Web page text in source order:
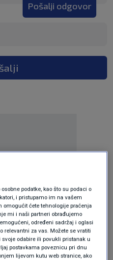
Pošalji odgovor
podatke, kao što su podaci o
i pristupamo im na vašem
omogućit ćete tehnologije praćenja
mi i naši partneri obrađujemo
određeni sadržaj i oglasi
relevantni za vas. Možete se vratiti
odabire ili povukli pristanak u
postavkama poveznicu pri dnu
lijevom kutu web stranice, ako